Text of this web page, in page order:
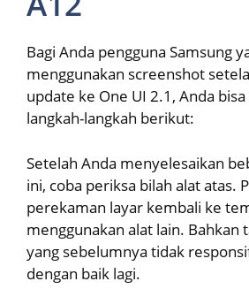
Bagi Anda pengguna Samsung
menggunakan screenshot
update ke One UI 2.1, Anda
langkah-langkah berikut:
Setelah Anda menyelesaikan
ini, coba periksa bilah alat atas.
perekaman layar kembali ke
menggunakan alat lain. Bahkan
yang sebelumnya tidak
dengan baik lagi.